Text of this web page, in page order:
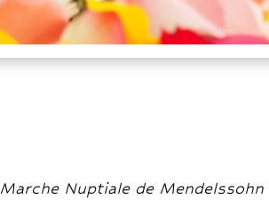
Marche Nuptiale de Mendelssohn